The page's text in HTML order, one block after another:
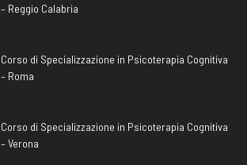
– Reggio Calabria
Corso di Specializzazione in Psicoterapia Cognitiva
– Roma
Corso di Specializzazione in Psicoterapia Cognitiva
– Verona